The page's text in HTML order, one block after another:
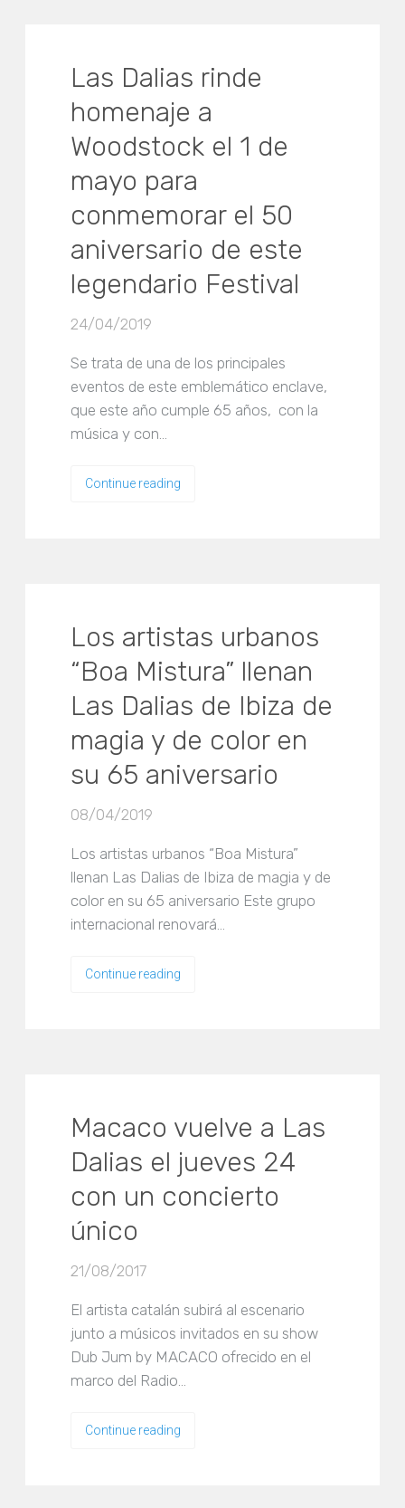
Las Dalias rinde
homenaje a
Woodstock el 1 de
mayo para
conmemorar el 50
aniversario de este
legendario Festival
24/04/2019
Se trata de una de los principales
eventos de este emblemático enclave,
que este año cumple 65 años, con la
música y con…
Continue reading
Los artistas urbanos
“Boa Mistura” llenan
Las Dalias de Ibiza de
magia y de color en
su 65 aniversario
08/04/2019
Los artistas urbanos “Boa Mistura”
llenan Las Dalias de Ibiza de magia y de
color en su 65 aniversario Este grupo
internacional renovará…
Continue reading
Macaco vuelve a Las
Dalias el jueves 24
con un concierto
único
21/08/2017
El artista catalán subirá al escenario
junto a músicos invitados en su show
Dub Jum by MACACO ofrecido en el
marco del Radio…
Continue reading